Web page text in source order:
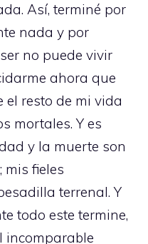
Así, terminé por
nada y por
no puede vivir
ahora que
resto de mi vida
mortales. Y es
y la muerte son
mis fieles
terrenal. Y
todo este termine,
incomparable